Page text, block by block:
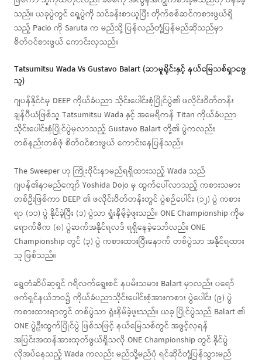
သည်။ ယခုပွဲတွင် ရှေ့ပွဲကို သင်ခန်းစာယူပြီး တိုက်စစ်ဆင်ကစားဖွယ်ရှိ
သည့် Pacio ကို Saruta က မည်သို့ ပြန်လည်တုံ့ပြန်မည်ဆိုသည်မှာ
စိတ်ဝင်စားဖွယ် ကောင်းလှသည်။
Tatsumitsu Wada Vs Gustavo Balart (ဆာမူရိုင်းနှင့် နယ်မြေသစ်ရှာဖွေ
သူ)
ဂျပန်နိုင်ငံမှ DEEP ကိုယ်ခံပညာ သိုင်းပေါင်းစုံပြိုင်ပွဲ၏ ဖလိုင်းဝိတ်တန်း
ချန်ပီယံဖြစ်သူ Tatsumitsu Wada နှင့် အမေရိကန် Titan ကိုယ်ခံပညာ
သိုင်းပေါင်းစုံပြိုင်ပွဲမှလာသည့် Gustavo Balart တို့၏ ပွဲကလည်း
တစ်နည်းတစ်ဖုံ စိတ်ဝင်စားဖွယ် ကောင်းနေပြန်သည်။
The Sweeper ဟု ကြိုးဝိုင်းနာမည်ရရှိထားသည့် Wada သည်
ဂျပန်၏နာမည်ကျော် Yoshida Dojo မှ ထွက်ပေါ်လာသည့် ကစားသမား
တစ်ဦးဖြစ်ကာ DEEP ၏ ဖလိုင်းဝိတ်တန်းတွင် ပွဲစဉ်ပေါင်း (၁၂) ပွဲ ကစား
ရာ (၁၁) ပွဲ နိုင်ခဲ့ပြီး (၁) ပွဲသာ ရှုံးနိမ့်ခဲ့ဖူးသည်။ ONE Championship ကိုမ
ရောက်မီက (၈) ပွဲဆက်အနိုင်ရလဒ် ရရှိနေခဲ့သော်လည်း ONE
Championship တွင် (၃) ပွဲ ကစားထားပြီးနောက် တစ်ပွဲသာ အနိုင်ရထား
သူ ဖြစ်သည်။
ရွှေတံဆိပ်ဆုရှင် ဂရိလက်ရွေးစင် နပမ်းသမား Balart မှာလည်း ပရော်
ဖက်ရှင်နယ်ဘဝ၌ ကိုယ်ခံပညာသိုင်းပေါင်းစုံအားကစား ပွဲပေါင်း (၉) ပွဲ
ကစားထားရာတွင် တစ်ပွဲသာ ရှုံးနိမ်ခဲ့ဖူးသည်။ ယခု ပြိုင်ပွဲသည် Balart ၏
ONE ပွဲဦးထွက်ပြိုင်ပွဲ ဖြစ်သဖြင့် နယ်မြေသစ်တွင် အဖွင့်လှရန်
အပြင်းအထန်အားထုတ်ဖွယ်ရှိသလို ONE Championship တွင် နိုင်ပွဲ
လိုအပ်နေသည့် Wada ကလည်း မည်သို့မည်ပုံ ရင်ဆိုင်တုံ့ပြန်သွားမည်